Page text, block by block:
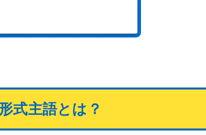
式主語とは？